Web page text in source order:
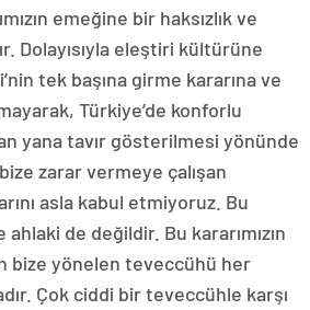
emeğine bir haksızlık ve
Dolayısıyla eleştiri kültürüne
tek başına girme kararına ve
Türkiye’de konforlu
yana tavır gösterilmesi yönünde
zarar vermeye çalışan
asla kabul etmiyoruz. Bu
de değildir. Bu kararımızın
bize yönelen teveccühü her
Çok ciddi bir teveccühle karşı